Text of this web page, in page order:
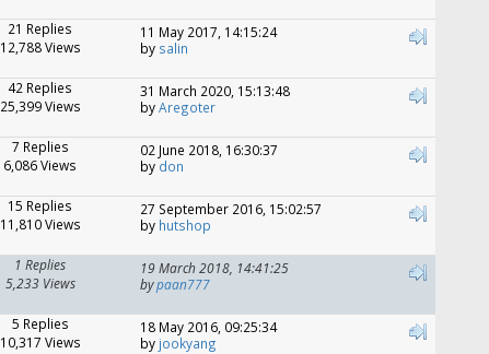
21 Replies
12,788 Views
11 May 2017, 14:15:24
by salin
42 Replies
25,399 Views
31 March 2020, 15:13:48
byAregoter
7 Replies
6,086 Views
02 June 2018, 16:30:37
by don
15 Replies
11,810 Views
27 September 2016, 15:02:57
by hutshop
1 Replies
5,233 Views
19 March 2018, 14:41:25
bypaan777
5 Replies
10,317 Views
18 May 2016, 09:25:34
by jookyang